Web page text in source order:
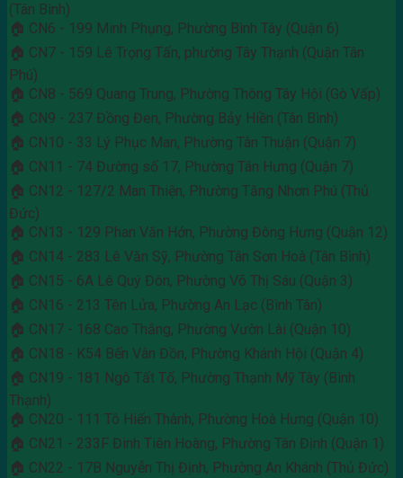
(Tân Bình)
🏠 CN6 - 199 Minh Phụng, Phường Bình Tây (Quận 6)
🏠 CN7 - 159 Lê Trọng Tấn, phường Tây Thạnh (Quận Tân
Phú)
🏠 CN8 - 569 Quang Trung, Phường Thông Tây Hội (Gò Vấp)
🏠 CN9 - 237 Đồng Đen, Phường Bảy Hiền (Tân Bình)
🏠 CN10 - 33 Lý Phục Man, Phường Tân Thuận (Quận 7)
🏠 CN11 - 74 Đường số 17, Phường Tân Hưng (Quận 7)
🏠 CN12 - 127/2 Man Thiện, Phường Tăng Nhơn Phú (Thủ
Đức)
🏠 CN13 - 129 Phan Văn Hớn, Phường Đông Hưng (Quận 12)
🏠 CN14 - 283 Lê Văn Sỹ, Phường Tân Sơn Hoà (Tân Bình)
🏠 CN15 - 6A Lê Quý Đôn, Phường Võ Thị Sáu (Quận 3)
🏠 CN16 - 213 Tên Lửa, Phường An Lạc (Bình Tân)
🏠 CN17 - 168 Cao Thắng, Phường Vườn Lài (Quận 10)
🏠 CN18 - K54 Bến Vân Đồn, Phường Khánh Hội (Quận 4)
🏠 CN19 - 181 Ngô Tất Tố, Phường Thạnh Mỹ Tây (Bình
Thạnh)
🏠 CN20 - 111 Tô Hiến Thành, Phường Hoà Hưng (Quận 10)
🏠 CN21 - 233F Đinh Tiên Hoàng, Phường Tân Định (Quận 1)
🏠 CN22 - 17B Nguyễn Thị Định, Phường An Khánh (Thủ Đức)